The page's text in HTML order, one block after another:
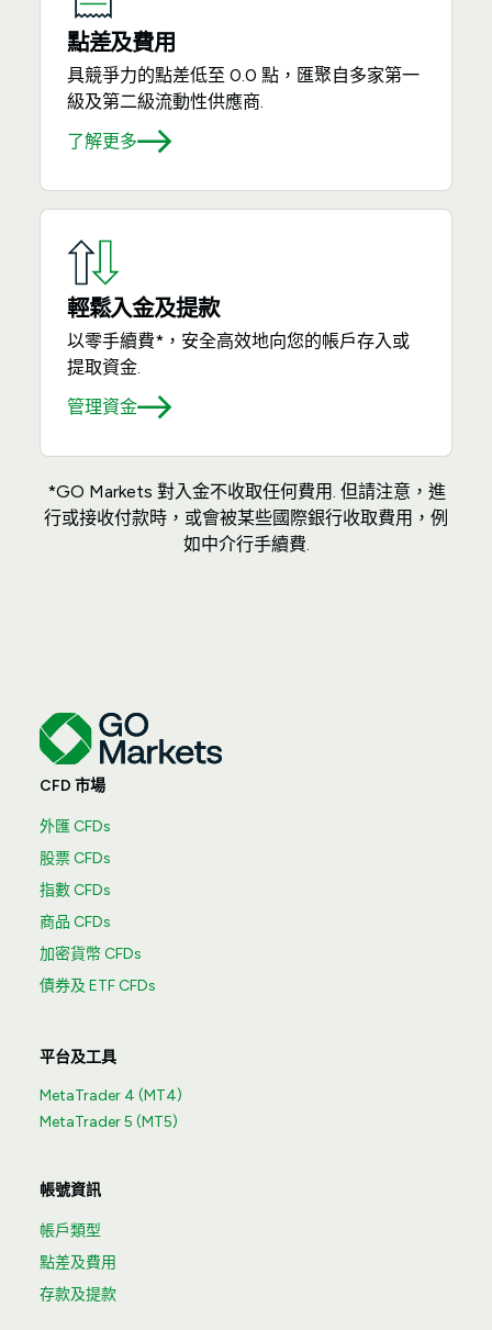
點差及費用
具競爭力的點差低至 0.0 點，匯聚自多家第一
級及第二級流動性供應商.
了解更多
輕鬆入金及提款
以零手續費*，安全高效地向您的帳戶存入或
提取資金.
管理資金
*GO Markets 對入金不收取任何費用. 但請注意，進
行或接收付款時，或會被某些國際銀行收取費用，例
如中介行手續費.
CFD 市場
外匯 CFDs
股票 CFDs
指數 CFDs
商品 CFDs
加密貨幣 CFDs
債券及 ETF CFDs
平台及工具
MetaTrader 4 (MT4)
MetaTrader 5 (MT5)
帳號資訊
帳戶類型
點差及費用
存款及提款